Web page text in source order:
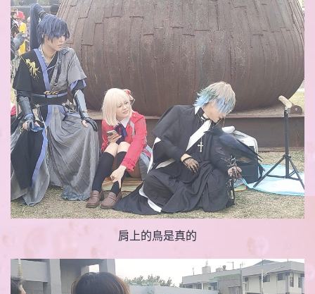
肩上的鳥是真的